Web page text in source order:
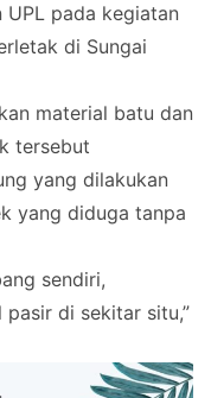
pada kegiatan
di Sungai
material batu dan
tersebut
yang dilakukan
yang diduga tanpa
sendiri,
di sekitar situ,”